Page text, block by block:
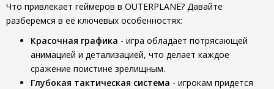
Что привлекает геймеров в OUTERPLANE? Давайте
разберёмся в её ключевых особенностях:
Красочная графика - игра обладает потрясающей
анимацией и детализацией, что делает каждое
сражение поистине зрелищным.
Глубокая тактическая система - игрокам придется